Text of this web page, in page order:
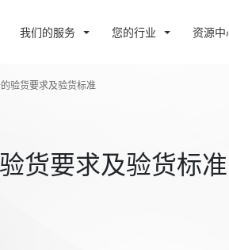
我们的服务 您的行业 资源中
验货要求及验货标准
货要求及验货标准